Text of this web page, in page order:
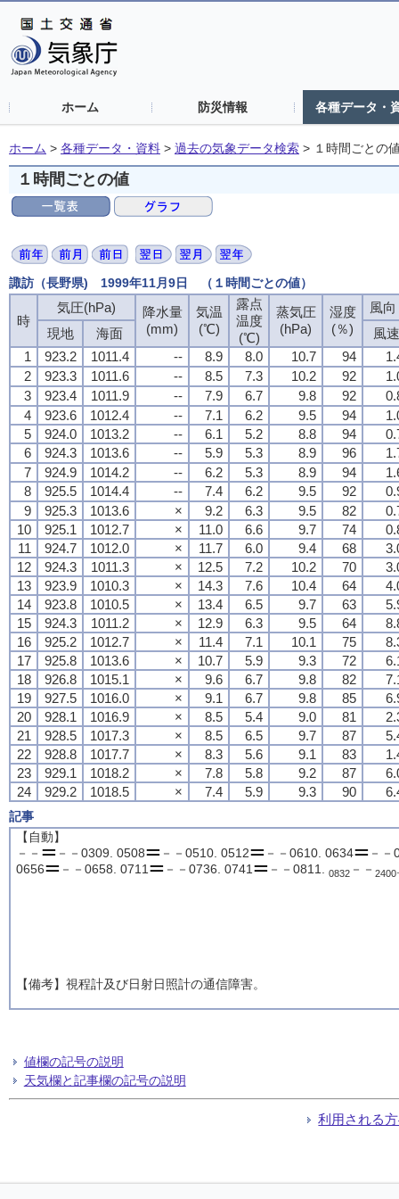
ホーム 防災情報 各種データ・
ホーム > 各種データ・資料 > 過去の気象データ検索 > １時間ごとの
１時間ごとの値
諏訪（長野県) 1999年11月9日 （１時間ごとの値）
時
気圧(hPa)
降水量
(mm)
気温
(℃)
露点
温度
(℃)
蒸気圧
(hPa)
湿度
(％)
風
現地
海面
風速
1
923.2 1011.4 -- 8.9 8.0 10.7 94
2
923.3 1011.6 -- 8.5 7.3 10.2 92
3
923.4 1011.9 -- 7.9 6.7 9.8 92
4
923.6 1012.4 -- 7.1 6.2 9.5 94
5
924.0 1013.2 -- 6.1 5.2 8.8 94
6
924.3 1013.6 -- 5.9 5.3 8.9 96
7
924.9 1014.2 -- 6.2 5.3 8.9 94
8
925.5 1014.4 -- 7.4 6.2 9.5 92
9
925.3 1013.6 × 9.2 6.3 9.5 82
10
925.1 1012.7 × 11.0 6.6 9.7 74
11
924.7 1012.0 × 11.7 6.0 9.4 68
12
924.3 1011.3 × 12.5 7.2 10.2 70
13
923.9 1010.3 × 14.3 7.6 10.4 64
14
923.8 1010.5 × 13.4 6.5 9.7 63
15
924.3 1011.2 × 12.9 6.3 9.5 64
16
925.2 1012.7 × 11.4 7.1 10.1 75
17
925.8 1013.6 × 10.7 5.9 9.3 72
18
926.8 1015.1 × 9.6 6.7 9.8 82
19
927.5 1016.0 × 9.1 6.7 9.8 85
20
928.1 1016.9 × 8.5 5.4 9.0 81
21
928.5 1017.3 × 8.5 6.5 9.7 87
22
928.8 1017.7 × 8.3 5.6 9.1 83
23
929.1 1018.2 × 7.8 5.8 9.2 87
24
929.2 1018.5 × 7.4 5.9 9.3 90
記事
【自動】
－－
－－0309. 0508 －－0510. 0512 －－0610. 0634
－－
0656
－－0658. 0711 －－0736. 0741 －－0811. 0832－－ 2400.
【備考】視程計及び日射日照計の通信障害。
値欄の記号の説明
天気欄と記事欄の記号の説明
利用される